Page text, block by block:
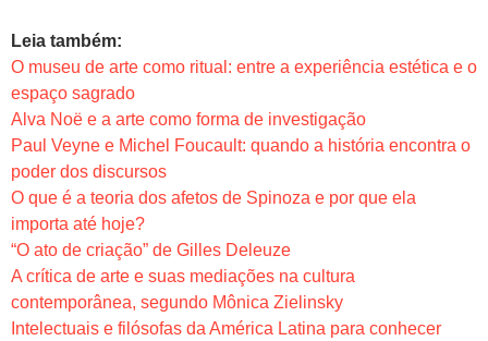
Leia também:
O museu de arte como ritual: entre a experiência estética e o
espaço sagrado
Alva Noë e a arte como forma de investigação
Paul Veyne e Michel Foucault: quando a história encontra o
poder dos discursos
O que é a teoria dos afetos de Spinoza e por que ela
importa até hoje?
“O ato de criação” de Gilles Deleuze
A crítica de arte e suas mediações na cultura
contemporânea, segundo Mônica Zielinsky
Intelectuais e filósofas da América Latina para conhecer